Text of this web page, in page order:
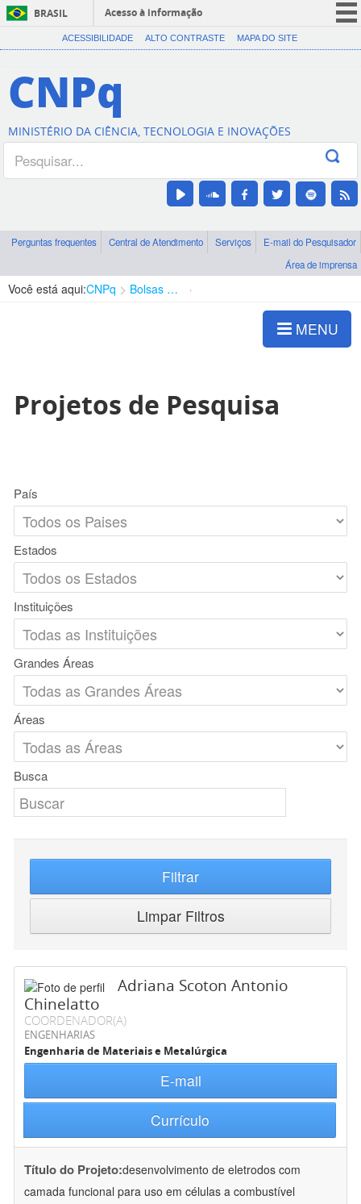
BRASIL
Acesso à informação
CORONAVÍRUS (COVID-19)
Canais
ACESSIBILIDADE ALTO CONTRASTE MAPA DO SITE
CNPq
MINISTÉRIO DA CIÊNCIA, TECNOLOGIA E INOVAÇÕES
Perguntas frequentes Central de Atendimento Serviços
E-mail do Pesquisador
Área de imprensa
Você está aqui:CNPq Bolsas e Auxílios Vigentes
MENU
Projetos de Pesquisa
País
Estados
Instituições
Grandes Áreas
Áreas
Busca
Filtrar
Limpar Filtros
Adriana Scoton Antonio
Chinelatto
COORDENADOR(A)
ENGENHARIAS
Engenharia de Materiais e Metalúrgica
E-mail
Currículo
Título do Projeto:desenvolvimento de eletrodos com
camada funcional para uso em células a combustível